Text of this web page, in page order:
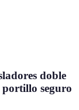
doble
portillo seguro